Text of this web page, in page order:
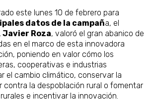
este lunes 10 de febrero para
datos de la campaña, el
Javier Roza, valoró el gran abanico de
en el marco de esta innovadora
poniendo en valor cómo los
cooperativas e industrias
el cambio climático, conservar la
contra la despoblación rural o fomentar
e incentivar la innovación.